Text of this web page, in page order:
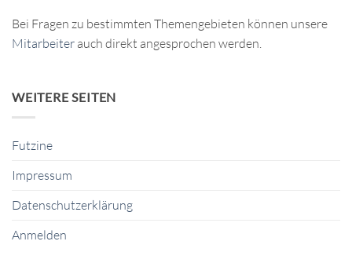
Bei Fragen zu bestimmten Themengebieten können unsere
Mitarbeiter auch direkt angesprochen werden.
WEITERE SEITEN
Futzine
Impressum
Datenschutzerklärung
Anmelden